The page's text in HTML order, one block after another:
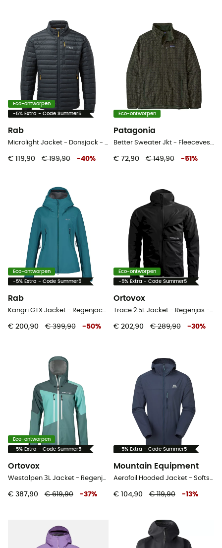
Eco-ontworpen
-5% Extra - Code Summer5
Rab
Microlight Jacket - Donsjack - Heren
€ 119,90 € 199,90 -40%
Eco-ontworpen
Patagonia
Better Sweater Jkt - Fleecevest - Heren
€ 72,90 € 149,90 -51 %
Eco-ontworpen
-5% Extra - Code Summer5
Rab
Kangri GTX Jacket - Regenjack - Dames
€ 200,90 € 399,90 -50%
Eco-ontworpen
-5% Extra - Code Summer5
Ortovox
Trace 2.5L Jacket - Regenjas - Heren
€ 202,90 € 289,90 -30%
Eco-ontworpen
-5% Extra - Code Summer5
Ortovox
Westalpen 3L Jacket - Regenjack - Dames
€ 387,90 € 619,90 -37%
-5% Extra - Code Summer5
Mountain Equipment
Aerofoil Hooded Jacket - Softshelljack - Heren
€ 104,90 € 119,90 -13%